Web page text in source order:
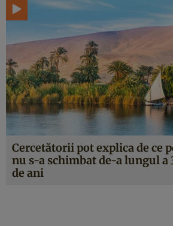
Cercetătorii pot explica de ce
nu s-a schimbat de-a lungul a
de ani